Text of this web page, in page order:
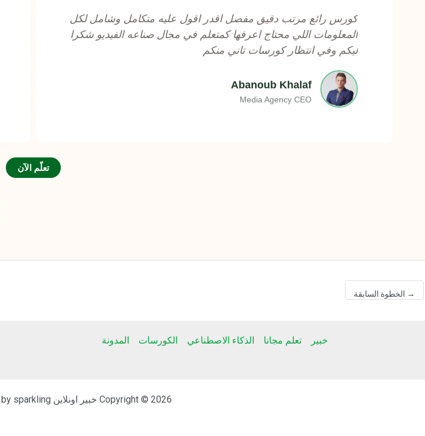
e
d
5
t
كورس رائع مرتب دقيق مفصل اقدر اقول عليه متكامل وشامل لكل
المعلومات اللي محتاج اعرفها كمتعلم في مجال صناعه الفيديو شكرا
ليكم وفي انتظار كورسات تاني منكم
Abanoub Khalaf
Media Agency CEO
تعلّم الآن
→ الخطوة السابقة
خبير تعلم مجانا الذكاء الاصطناعي الكورسات المدونة
Copyright © 2026 خبير اونلاين Khabeer online | Powered by sparkling